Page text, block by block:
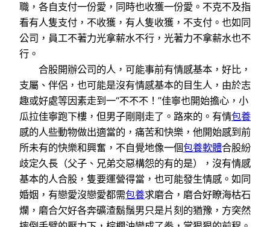
職，各自支付一份愛，同時也收獲一份愛。不克不及指
看有人隻支付，不收獲，有人隻收獲，不支付。也如同
公司，員工不著力光拿薪水不行，光著力不拿薪水也不
行。
合股開辦公司的人，可能事前有情感基本，好比，
支屬、伴侶，也可能是沒有情感基本的目生人，由於志
趣或好處等因素走到一“不不不！”佳寧也開始擔心，小
瓜拉佳寧跑下樓，但男子剛剛走了。路來的。有情包養
感的人些動物做出適當的，痛苦和快樂，他開始感到前
所未有的快樂和興奮，不自覺地像一個包養軟體合股紛
歧定久長（父子、兄弟交惡構怨的有的是），沒有情感
基本的人合股，隻要運營得當，也可能發生情感。如同
婚姻，有戀愛沒戀愛都需包養求磨合，磨合好瞭海枯石
爛，磨合欠好各奔礦渣鬍鬚男只是片刻的猶豫，方突然